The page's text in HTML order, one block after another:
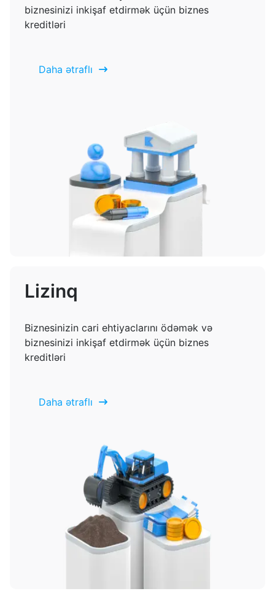
biznesinizi inkişaf etdirmək üçün biznes
kreditləri
Daha ətraflı
Lizinq
Biznesinizin cari ehtiyaclarını ödəmək və
biznesinizi inkişaf etdirmək üçün biznes
kreditləri
Daha ətraflı